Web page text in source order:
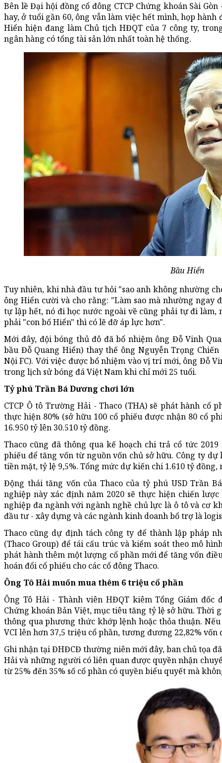
Bên lề Đại hội đồng cổ đông CTCP Chứng khoán Sài
hay, ở tuổi gần 60, ông vẫn làm việc hết mình, họp hành
Hiển hiện đang làm Chủ tịch HĐQT của 7 công ty,
ngân hàng có tổng tài sản lớn nhất toàn hệ thống.
Bầu Hiển
Tuy nhiên, khi nhà đầu tư hỏi "sao anh không nhường
ông Hiển cười và cho rằng: "Làm sao mà nhường ngay
tự lập hết, nó đi học nước ngoài về cũng phải tự đi làm,
phải "con bố Hiển" thì có lẽ đỡ áp lực hơn".
Mới đây, đội bóng thủ đô đã bổ nhiệm ông Đỗ Vinh
bầu Đỗ Quang Hiển) thay thế ông Nguyễn Trọng
Nội FC). Với việc được bổ nhiệm vào vị trí mới, ông Đỗ
trong lịch sử bóng đá Việt Nam khi chỉ mới 25 tuổi.
Tỷ phú Trần Bá Dương chơi lớn
CTCP Ô tô Trường Hải - Thaco (THA) sẽ phát hành cổ
thực hiện 80% (sở hữu 100 cổ phiếu được nhận 80 cổ
16.950 tỷ lên 30.510 tỷ đồng.
Thaco cũng đã thông qua kế hoạch chi trả cổ tức
phiếu để tăng vốn từ nguồn vốn chủ sở hữu. Công ty
tiền mặt, tỷ lệ 9,5%. Tổng mức dự kiến chi 1.610 tỷ đồng,
Động thái tăng vốn của Thaco của tỷ phú USD Trần
nghiệp này xác định năm 2020 sẽ thực hiện chiến
nghiệp đa ngành với ngành nghề chủ lực là ô tô và cơ
đầu tư - xây dựng và các ngành kinh doanh bổ trợ là
Thaco cũng dự định tách công ty để thành lập pháp
(Thaco Group) để tái cấu trúc và kiểm soát theo mô
phát hành thêm một lượng cổ phần mới để tăng vốn
hoán đổi cổ phiếu cho các cổ đông Thaco.
Ông Tô Hải muốn mua thêm 6 triệu cổ phần
Ông Tô Hải - Thành viên HĐQT kiêm Tổng Giám
Chứng khoán Bản Việt, mục tiêu tăng tỷ lệ sở hữu. Thời
thông qua phương thức khớp lệnh hoặc thỏa thuận.
VCI lên hơn 37,5 triệu cổ phần, tương đương 22,82% vốn
Ghi nhận tại ĐHĐCĐ thường niên mới đây, ban chủ tọa
Hải và những người có liên quan được quyền nhận
từ 25% đến 35% số cổ phần có quyền biểu quyết mà